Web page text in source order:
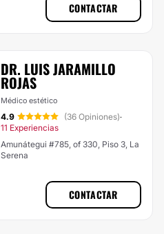
CONTACTAR
DR. LUIS JARAMILLO
ROJAS
Médico estético
4.9 (36 Opiniones)·
11 Experiencias
Amunátegui #785, of 330, Piso 3, La
Serena
CONTACTAR